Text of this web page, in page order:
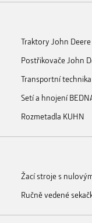
Traktory John Deere
Postřikovače John
Transportní technika
Setí a hnojení
Rozmetadla KUHN
Žací stroje s
Ručně vedené